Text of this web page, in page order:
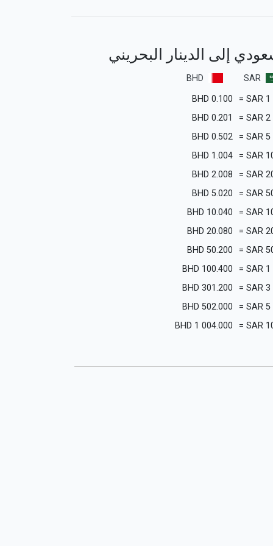
إلى الدينار البحريني
SAR
BHD
1
SAR
=
0.100
BHD
2
SAR
=
0.201
BHD
5
SAR
=
0.502
BHD
SAR
=
1.004
BHD
SAR
=
2.008
BHD
SAR
=
5.020
BHD
SAR
=
10.040
BHD
SAR
=
20.080
BHD
SAR
=
50.200
BHD
1
SAR
=
100.400
BHD
3
SAR
=
301.200
BHD
5
SAR
=
502.000
BHD
SAR
=
1 004.000
BHD